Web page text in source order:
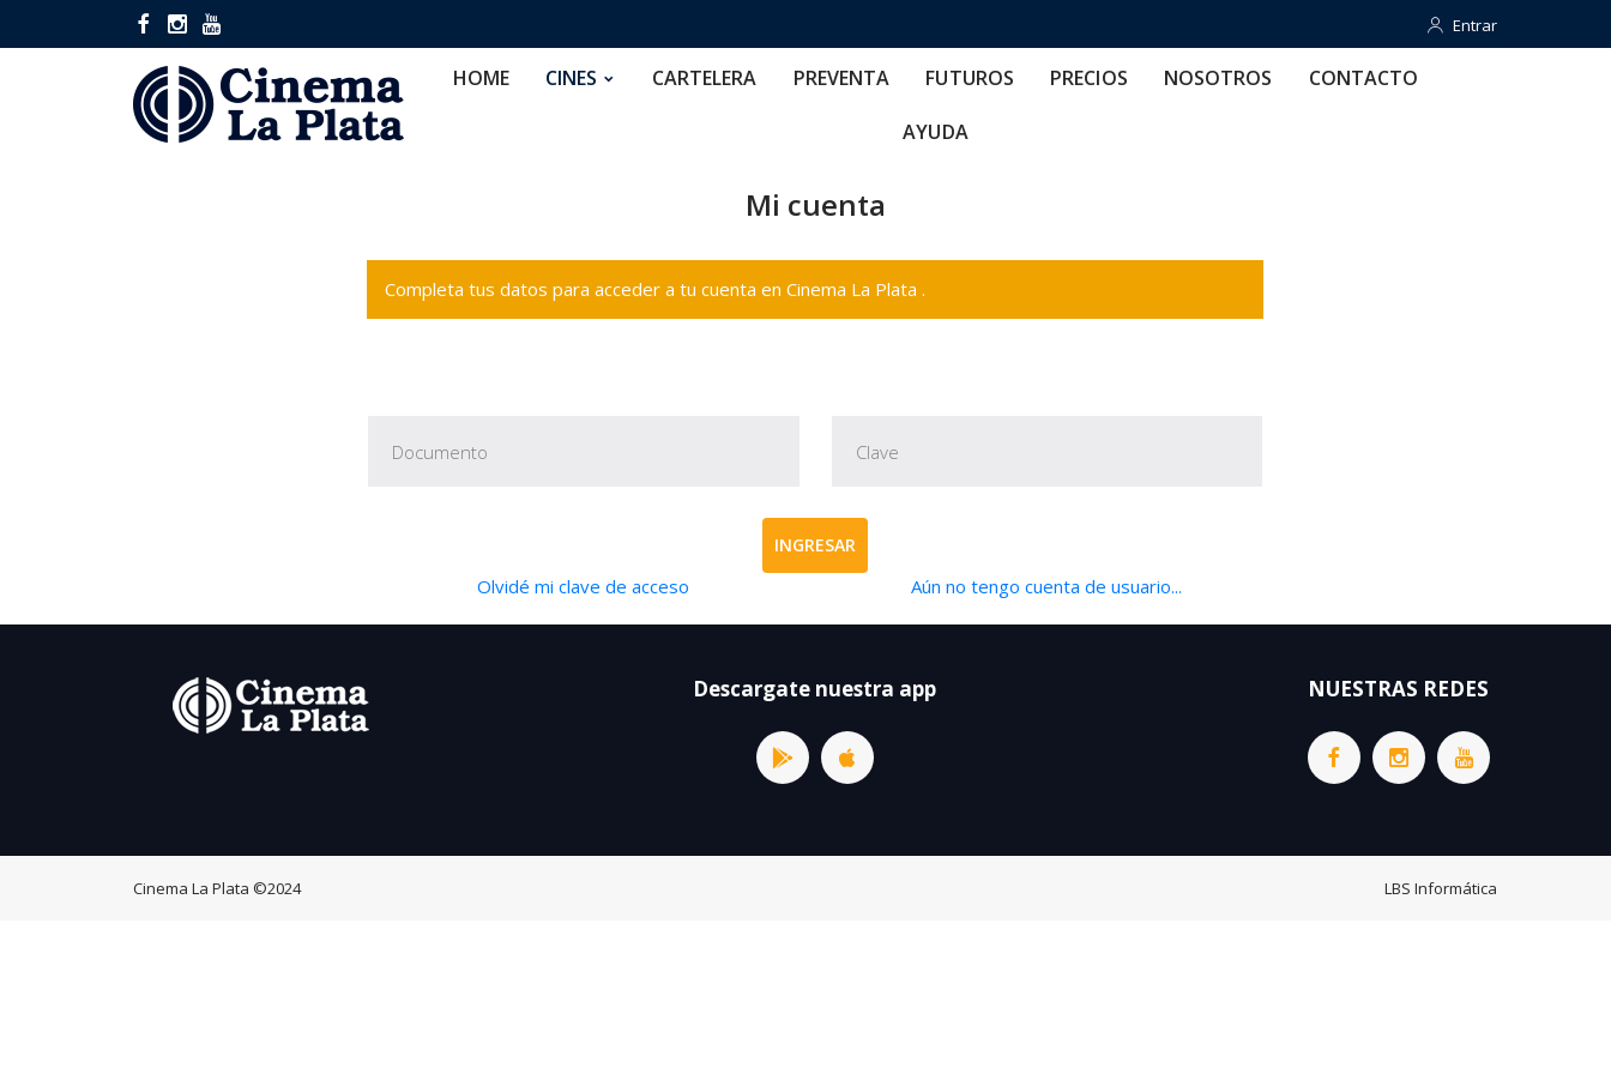
Entrar
Entrar
HOME CINES CARTELERA PREVENTA FUTUROS PRECIOS NOSOTROS CONTACTO
AYUDA
Mi cuenta
Completa tus datos para acceder a tu cuenta en Cinema La Plata .
INGRESAR
Olvidé mi clave de acceso Aún no tengo cuenta de usuario...
Descargate nuestra app NUESTRAS REDES
Cinema La Plata ©2024 LBS Informática